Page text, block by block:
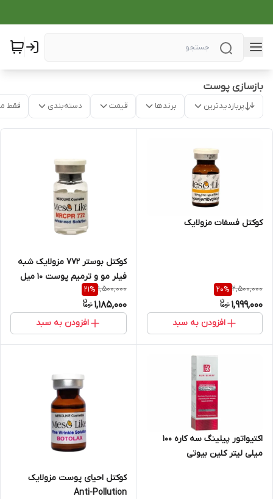
بازسازی پوست
پربازدیدترین برندها قیمت دسته‌بندی فقط
کوکتل فسفات مزولایک
2,500,000
20%
1,999,000
افزودن به سبد
کوکتل بوستر ۷۷۲ مزولایک شبه
فیلر مو و ترمیم پوست ۱۰ میل
MNCPR Booster
1,500,000
21%
1,185,000
افزودن به سبد
اکتیواتور پیلینگ سه کاره 100
میلی لیتر کلین بیوتی
کوکتل احیای پوست مزولایک
Anti-Pollution